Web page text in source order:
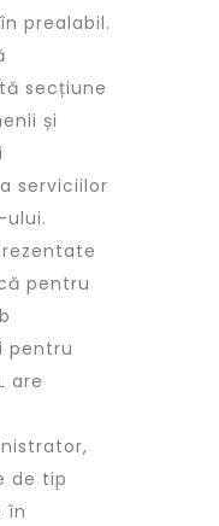
prealabil.
secțiune
și
serviciilor
ului.
pentru
pentru
are
de tip
în